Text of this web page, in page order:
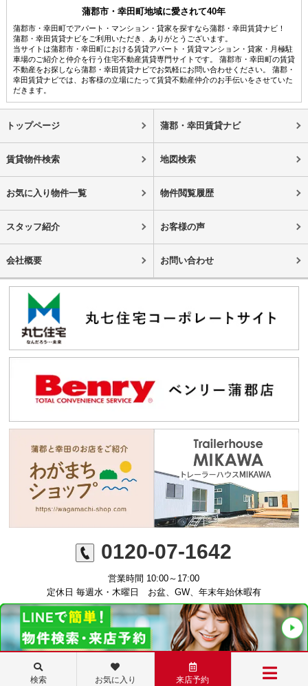
蒲郡市・幸田町地域に愛されて40年
蒲郡市・幸田町でアパート・マンション・貸家を探すなら蒲郡・幸田賃貸ナビ！
蒲郡・幸田賃貸ナビをご利用いただき、ありがとうございます。
当サイトは蒲郡市・幸田町における賃貸アパート・賃貸マンション・貸家・月極駐
車場のご紹介と仲介を行う住宅不動産賃貸専門サイトです。 蒲郡市・幸田町の賃貸
不動産をお探しなら蒲郡・幸田賃貸ナビでお気軽にお問い合わせください。 蒲郡・
幸田賃貸ナビでは、お客様の立場にたって賃貸不動産仲介のお手伝いをさせていた
だきます。
トップページ 蒲郡・幸田賃貸ナビ
賃貸物件検索 地図検索
お気に入り物件一覧 物件閲覧履歴
スタッフ紹介 お客様の声
会社概要 お問い合わせ
0120-07-1642
営業時間 10:00～17:00
定休日 毎週水・木曜日 お盆、GW、年末年始休暇有
©ミニミニFC蒲郡店 丸七住宅株式会社
検索 お気に入り 来店予約